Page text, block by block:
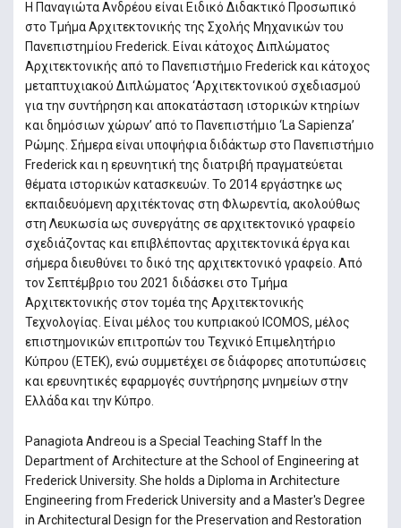
Η Παναγιώτα Ανδρέου είναι Ειδικό Διδακτικό Προσωπικό
στο Τμήμα Αρχιτεκτονικής της Σχολής Μηχανικών του
Πανεπιστημίου Frederick. Είναι κάτοχος Διπλώματος
Αρχιτεκτονικής από το Πανεπιστήμιο Frederick και κάτοχος
μεταπτυχιακού Διπλώματος ‘Αρχιτεκτονικού σχεδιασμού
για την συντήρηση και αποκατάσταση ιστορικών κτηρίων
και δημόσιων χώρων’ από το Πανεπιστήμιο ‘La Sapienza’
Ρώμης. Σήμερα είναι υποψήφια διδάκτωρ στο Πανεπιστήμιο
Frederick και η ερευνητική της διατριβή πραγματεύεται
θέματα ιστορικών κατασκευών. Το 2014 εργάστηκε ως
εκπαιδευόμενη αρχιτέκτονας στη Φλωρεντία, ακολούθως
στη Λευκωσία ως συνεργάτης σε αρχιτεκτονικό γραφείο
σχεδιάζοντας και επιβλέποντας αρχιτεκτονικά έργα και
σήμερα διευθύνει το δικό της αρχιτεκτονικό γραφείο. Από
τον Σεπτέμβριο του 2021 διδάσκει στο Τμήμα
Αρχιτεκτονικής στον τομέα της Αρχιτεκτονικής
Τεχνολογίας. Είναι μέλος του κυπριακού ICOMOS, μέλος
επιστημονικών επιτροπών του Τεχνικό Επιμελητήριο
Κύπρου (ΕΤΕΚ), ενώ συμμετέχει σε διάφορες αποτυπώσεις
και ερευνητικές εφαρμογές συντήρησης μνημείων στην
Ελλάδα και την Κύπρο.
Panagiota Andreou is a Special Teaching Staff In the
Department of Architecture at the School of Engineering at
Frederick University. She holds a Diploma in Architecture
Engineering from Frederick University and a Master's Degree
in Architectural Design for the Preservation and Restoration